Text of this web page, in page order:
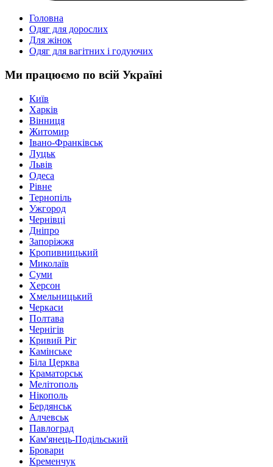
Головна
Одяг для дорослих
Для жінок
Одяг для вагітних і годуючих
Ми працюємо по всій Україні
Київ
Харків
Вінниця
Житомир
Івано-Франківськ
Луцьк
Львів
Одеса
Рівне
Тернопіль
Ужгород
Чернівці
Дніпро
Запоріжжя
Кропивницький
Миколаїв
Суми
Херсон
Хмельницький
Черкаси
Полтава
Чернігів
Кривий Ріг
Камінське
Біла Церква
Краматорськ
Мелітополь
Нікополь
Бердянськ
Алчевськ
Павлоград
Кам'янець-Подільський
Бровари
Кременчук